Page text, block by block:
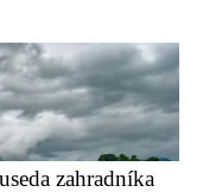
zahradníka